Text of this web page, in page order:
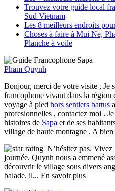
Trouvez votre guide local
Sud Vietnam
Les 8 meilleurs endroits
Choses à faire à Mui Ne,
Planche à voile
Pham Quynh
Bonjour, merci de votre visite , Je
francophone vivant dans la région
voyage à pied hors sentiers battus
profesionnelles , contactez moi .
histoires de Sapa et de ses
village de haute montagne . A
N’hésitez pas. Vivez
journée. Quynh nous a emmené
découvrir le village sous divers
balade, il... En savoir plus